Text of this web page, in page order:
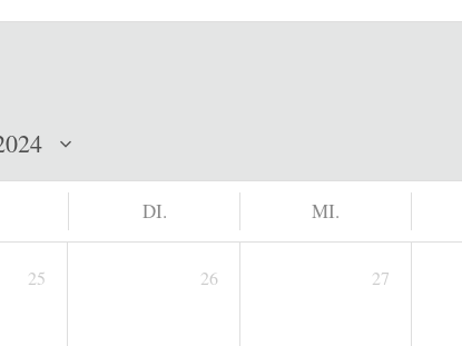
DI. MI.
25 26 27